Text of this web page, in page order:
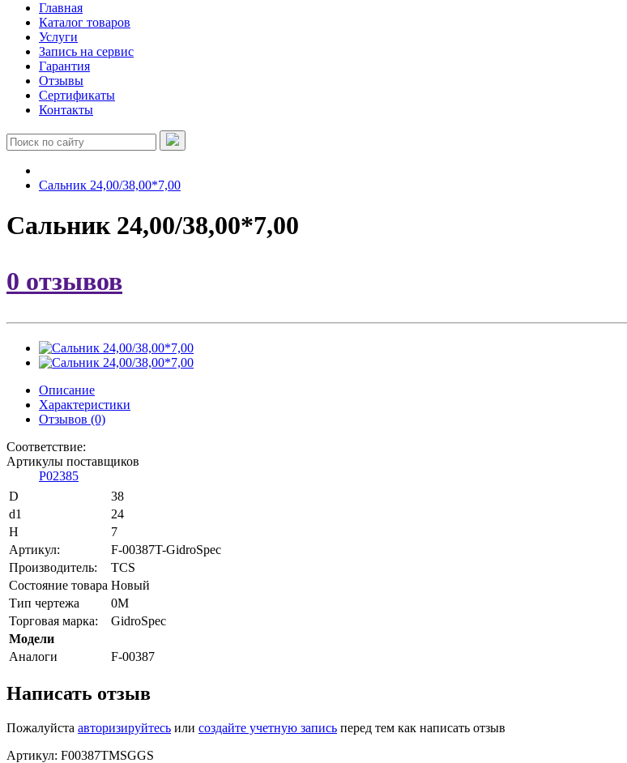
Главная
Каталог товаров
Услуги
Запись на сервис
Гарантия
Отзывы
Сертификаты
Контакты
Сальник 24,00/38,00*7,00
Сальник 24,00/38,00*7,00
0 отзывов
Описание
Характеристики
Отзывов (0)
Соответствие:
Артикулы поставщиков
P02385
D
38
d1
24
H
7
Артикул:
F-00387T-GidroSpec
Производитель:
TCS
Состояние товара Новый
Тип чертежа
0M
Торговая марка:
GidroSpec
Модели
Аналоги
F-00387
Написать отзыв
Пожалуйста авторизируйтесь или создайте учетную запись перед тем как написать отзыв
Артикул: F00387TMSGGS